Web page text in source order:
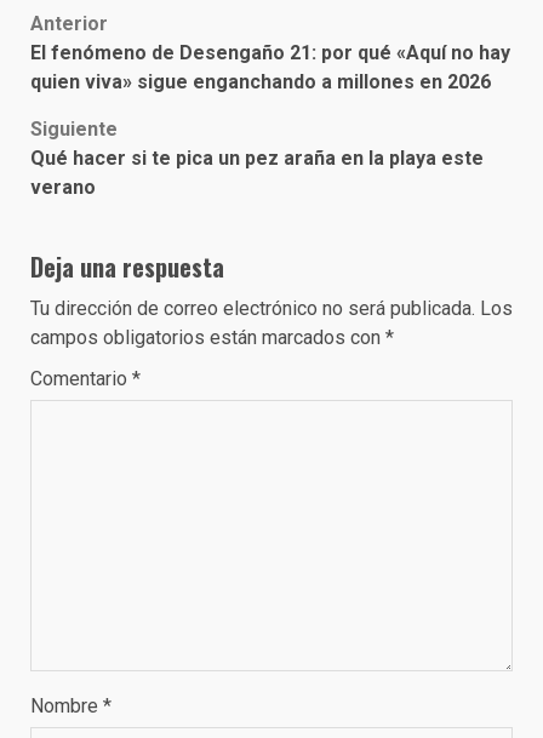
Post
navigation
Anterior
El fenómeno de Desengaño 21: por qué «Aquí no hay
quien viva» sigue enganchando a millones en 2026
Siguiente
Qué hacer si te pica un pez araña en la playa este
verano
Deja una respuesta
Tu dirección de correo electrónico no será publicada. Los
campos obligatorios están marcados con *
Comentario *
Nombre *